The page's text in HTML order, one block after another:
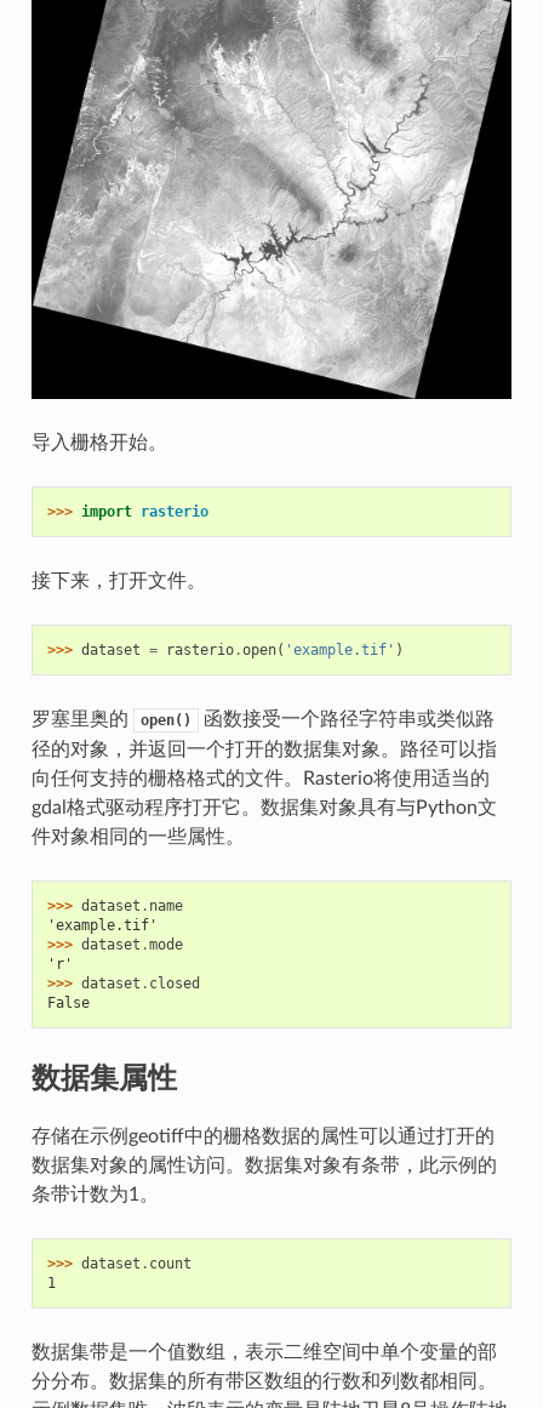
导入栅格开始。
>>> import rasterio
接下来，打开文件。
>>> dataset = rasterio.open( 'example.tif' )
罗塞里奥的 open()
函数接受一个路径字符串或类似路
径的对象，并返回一个打开的数据集对象。路径可以指
向任何支持的栅格格式的文件。Rasterio将使用适当的
gdal格式驱动程序打开它。数据集对象具有与Python文
件对象相同的一些属性。
>>> dataset . name
'example.tif'
>>> dataset .mode
'r'
>>> dataset . closed
False
数据集属性
存储在示例geotiff中的栅格数据的属性可以通过打开的
数据集对象的属性访问。数据集对象有条带，此示例的
条带计数为1。
>>> dataset . count
1
数据集带是一个值数组，表示二维空间中单个变量的部
分分布。数据集的所有带区数组的行数和列数都相同。